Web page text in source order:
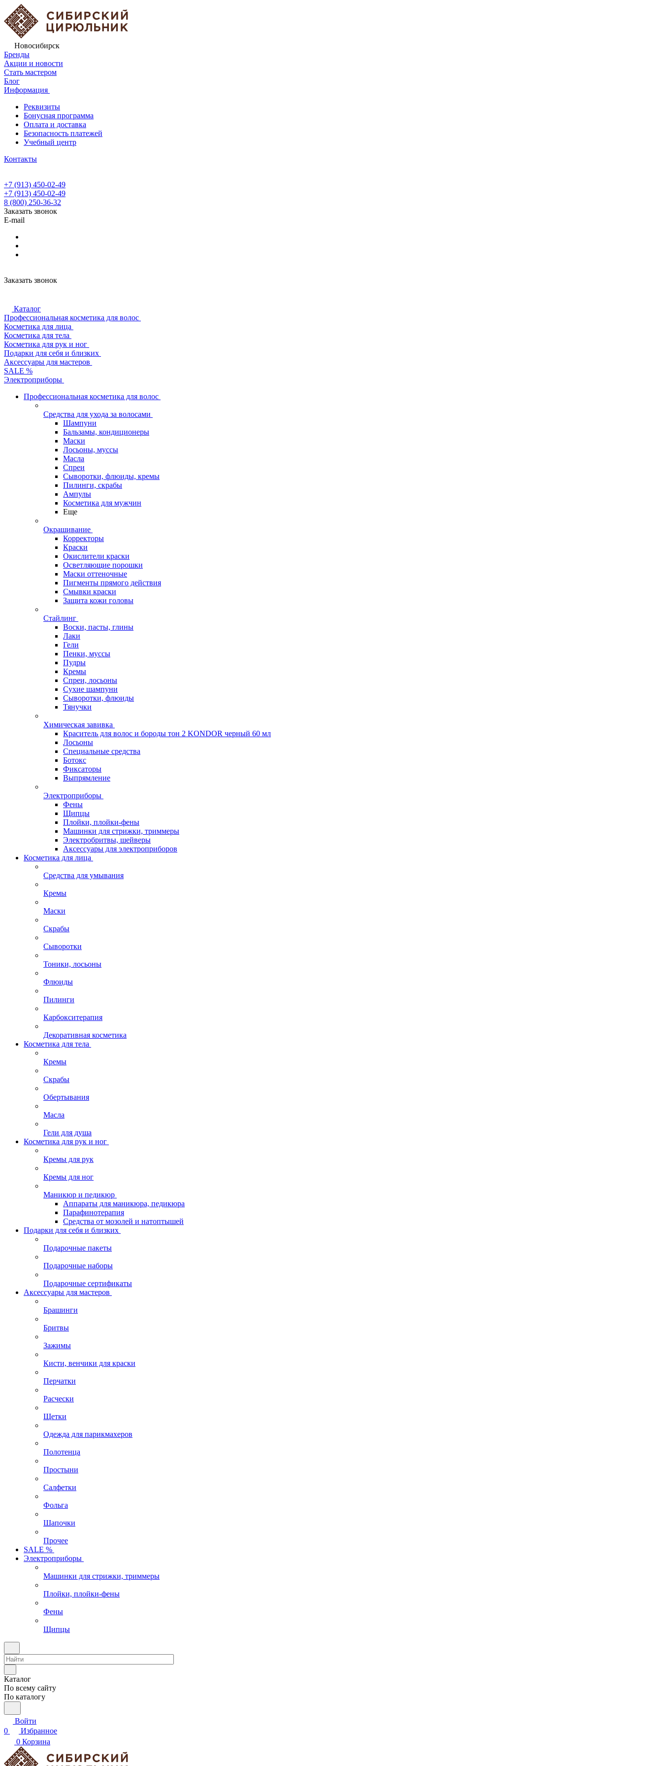
Новосибирск
Бренды
Акции и новости
Стать мастером
Блог
Информация
Реквизиты
Бонусная программа
Оплата и доставка
Безопасность платежей
Учебный центр
Контакты
+7 (913) 450-02-49
+7 (913) 450-02-49
8 (800) 250-36-32
Заказать звонок
E-mail
Заказать звонок
Каталог
Профессиональная косметика для волос
Косметика для лица
Косметика для тела
Косметика для рук и ног
Подарки для себя и близких
Аксессуары для мастеров
SALE %
Электроприборы
Профессиональная косметика для волос
Средства для ухода за волосами
Шампуни
Бальзамы, кондиционеры
Маски
Лосьоны, муссы
Масла
Спреи
Сыворотки, флюиды, кремы
Пилинги, скрабы
Ампулы
Косметика для мужчин
Еще
Окрашивание
Корректоры
Краски
Окислители краски
Осветляющие порошки
Маски оттеночные
Пигменты прямого действия
Смывки краски
Защита кожи головы
Стайлинг
Воски, пасты, глины
Лаки
Гели
Пенки, муссы
Пудры
Кремы
Спреи, лосьоны
Сухие шампуни
Сыворотки, флюиды
Тянучки
Химическая завивка
Краситель для волос и бороды тон 2 KONDOR черный 60 мл
Лосьоны
Специальные средства
Ботокс
Фиксаторы
Выпрямление
Электроприборы
Фены
Щипцы
Плойки, плойки-фены
Машинки для стрижки, триммеры
Электробритвы, шейверы
Аксессуары для электроприборов
Косметика для лица
Средства для умывания
Кремы
Маски
Скрабы
Сыворотки
Тоники, лосьоны
Флюиды
Пилинги
Карбокситерапия
Декоративная косметика
Косметика для тела
Кремы
Скрабы
Обертывания
Масла
Гели для душа
Косметика для рук и ног
Кремы для рук
Кремы для ног
Маникюр и педикюр
Аппараты для маникюра, педикюра
Парафинотерапия
Средства от мозолей и натоптышей
Подарки для себя и близких
Подарочные пакеты
Подарочные наборы
Подарочные сертификаты
Аксессуары для мастеров
Брашинги
Бритвы
Зажимы
Кисти, венчики для краски
Перчатки
Расчески
Щетки
Одежда для парикмахеров
Полотенца
Простыни
Салфетки
Фольга
Шапочки
Прочее
SALE %
Электроприборы
Машинки для стрижки, триммеры
Плойки, плойки-фены
Фены
Щипцы
Каталог
По всему сайту
По каталогу
Войти
0
Избранное
0 Корзина